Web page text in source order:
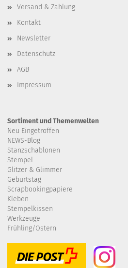
Versand & Zahlung
Kontakt
Newsletter
Datenschutz
AGB
Impressum
Sortiment und Themenwelten
Neu Eingetroffen
NEWS-Blog
Stanzschablonen
Stempel
Glitzer & Glimmer
Geburtstag
Scrapbookingpapiere
Kleben
Stempelkissen
Werkzeuge
Frühling/Ostern